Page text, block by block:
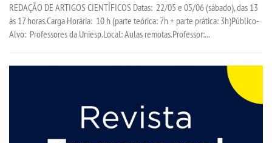
REDAÇÃO DE ARTIGOS CIENTÍFICOS Datas: 22/05 e 05/06 (sábado), das 13
às 17 horas.Carga Horária: 10 h (parte teórica: 7h + parte prática: 3h)Público-
Alvo: Professores da Uniesp.Local: Aulas remotas.Professor:...